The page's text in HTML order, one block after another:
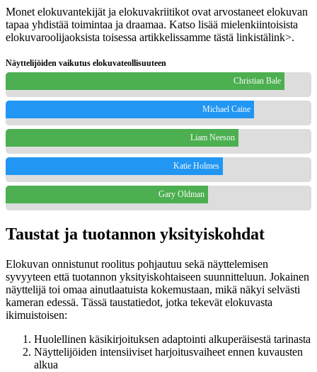
Monet elokuvantekijät ja elokuvakriitikot ovat arvostaneet elokuvan
tapaa yhdistää toimintaa ja draamaa. Katso lisää mielenkiintoisista
elokuvaroolijaoksista toisessa artikkelissamme tästä linkistälink>.
Näyttelijöiden vaikutus elokuvateollisuuteen
Christian Bale
Michael Caine
Liam Neeson
Katie Holmes
Gary Oldman
Taustat ja tuotannon yksityiskohdat
Elokuvan onnistunut roolitus pohjautuu sekä näyttelemisen
syvyyteen että tuotannon yksityiskohtaiseen suunnitteluun. Jokainen
näyttelijä toi omaa ainutlaatuista kokemustaan, mikä näkyi selvästi
kameran edessä. Tässä taustatiedot, jotka tekevät elokuvasta
ikimuistoisen:
Huolellinen käsikirjoituksen adaptointi alkuperäisestä tarinasta
Näyttelijöiden intensiiviset harjoitusvaiheet ennen kuvausten
alkua